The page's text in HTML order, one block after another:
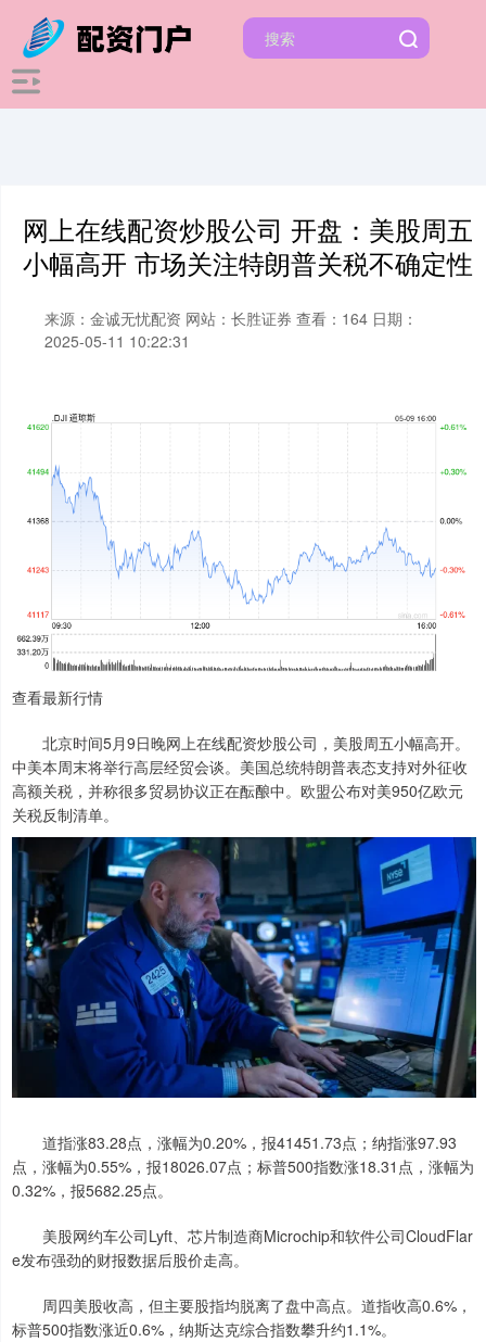
网上在线配资炒股公司 开盘：美股周五
小幅高开 市场关注特朗普关税不确定性
来源：金诚无忧配资 网站：长胜证券 查看：164 日期：
2025-05-11 10:22:31
查看最新行情
北京时间5月9日晚网上在线配资炒股公司，美股周五小幅高开。
中美本周末将举行高层经贸会谈。美国总统特朗普表态支持对外征收
高额关税，并称很多贸易协议正在酝酿中。欧盟公布对美950亿欧元
关税反制清单。
道指涨83.28点，涨幅为0.20%，报41451.73点；纳指涨97.93
点，涨幅为0.55%，报18026.07点；标普500指数涨18.31点，涨幅为
0.32%，报5682.25点。
美股网约车公司Lyft、芯片制造商Microchip和软件公司CloudFlar
e发布强劲的财报数据后股价走高。
周四美股收高，但主要股指均脱离了盘中高点。道指收高0.6%，
标普500指数涨近0.6%，纳斯达克综合指数攀升约1.1%。